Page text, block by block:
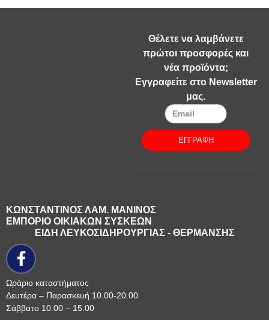
Θέλετε να λαμβάνετε
πρώτοι προσφορές και
νέα προϊόντα;
Εγγραφείτε στο Newsletter
μας.
ΕΓΓΡΑΦΗ
ΚΩΝΣΤΑΝΤΙΝΟΣ ΛΑΜ. ΜΑΝΙΝΟΣ
ΕΜΠΟΡΙΟ ΟΙΚΙΑΚΩΝ ΣΥΣΚΕΩΝ
ΕΙΔΗ ΛΕΥΚΟΣΙΔΗΡΟΥΡΓΙΑΣ - ΘΕΡΜΑΝΣΗΣ
Ωράριο καταστήματος
Δευτέρα – Παρασκευή 10.00-20.00
Σάββατο 10.00 – 15.00